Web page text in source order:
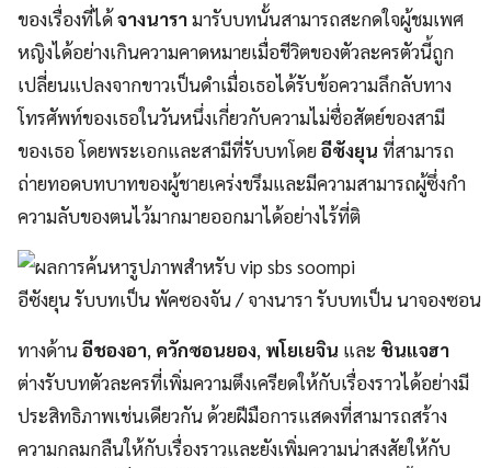
ของเรื่องที่ได้จางนารามารับบทนั้นสามารถสะกดใจผู้ชมเพศ
หญิงได้อย่างเกินความคาดหมายเมื่อชีวิตของตัวละครตัวนี้ถูก
เปลี่ยนแปลงจากขาวเป็นดำเมื่อเธอได้รับข้อความลึกลับทาง
โทรศัพท์ของเธอในวันหนึ่งเกี่ยวกับความไม่ซื่อสัตย์ของสามี
ของเธอ โดยพระเอกและสามีที่รับบทโดยอีซังยุน ที่สามารถ
ถ่ายทอดบทบาทของผู้ชายเคร่งขรึมและมีความสามารถผู้ซึ่งกำ
ความลับของตนไว้มากมายออกมาได้อย่างไร้ที่ติ
อีซังยุน รับบทเป็น พัคซองจัน / จางนารา รับบทเป็น นาจองซอน
ทางด้านอีชองอา, ควักซอนยอง, พโยเยจิน และ ชินแจฮา
ต่างรับบทตัวละครที่เพิ่มความตึงเครียดให้กับเรื่องราวได้อย่างมี
ประสิทธิภาพเช่นเดียวกัน ด้วยฝีมือการแสดงที่สามารถสร้าง
ความกลมกลืนให้กับเรื่องราวและยังเพิ่มความน่าสงสัยให้กับ